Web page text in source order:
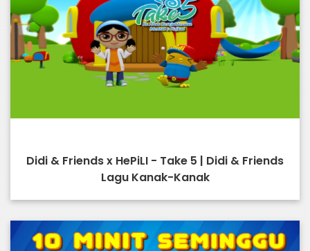
Didi & Friends x HePiLI - Take 5 | Didi & Friends
Lagu Kanak-Kanak